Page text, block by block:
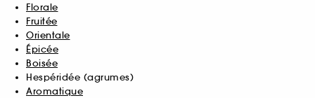
Florale
Fruitée
Orientale
Épicée
Boisée
Hespéridée (agrumes)
Aromatique